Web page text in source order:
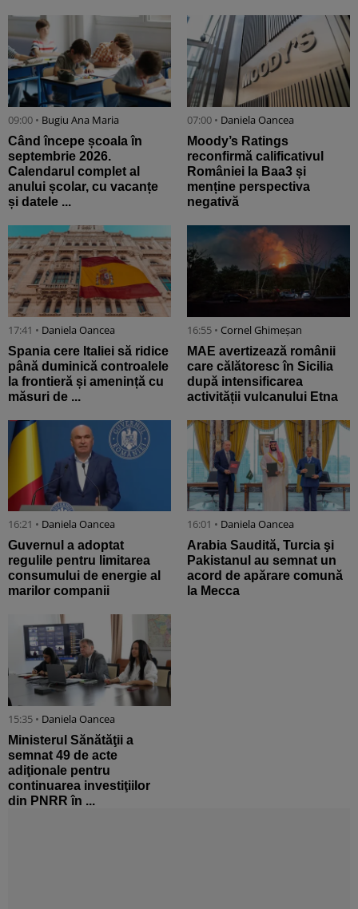
09:00 • Bugiu ⁠Ana Maria
Când începe școala în
septembrie 2026.
Calendarul complet al
anului școlar, cu vacanțe
și datele ...
07:00 • Daniela Oancea
Moody’s Ratings
reconfirmă calificativul
României la Baa3 și
menține perspectiva
negativă
17:41 • Daniela Oancea
Spania cere Italiei să ridice
până duminică controalele
la frontieră și amenință cu
măsuri de ...
16:55 • Cornel Ghimeșan
MAE avertizează românii
care călătoresc în Sicilia
după intensificarea
activității vulcanului Etna
16:21 • Daniela Oancea
Guvernul a adoptat
regulile pentru limitarea
consumului de energie al
marilor companii
16:01 • Daniela Oancea
Arabia Saudită, Turcia şi
Pakistanul au semnat un
acord de apărare comună
la Mecca
15:35 • Daniela Oancea
Ministerul Sănătăţii a
semnat 49 de acte
adiţionale pentru
continuarea investiţiilor
din PNRR în ...